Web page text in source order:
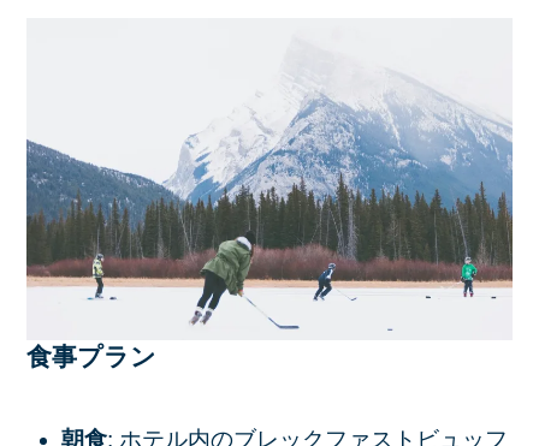
食事プラン
朝食: ホテル内のブレックファストビュッフ